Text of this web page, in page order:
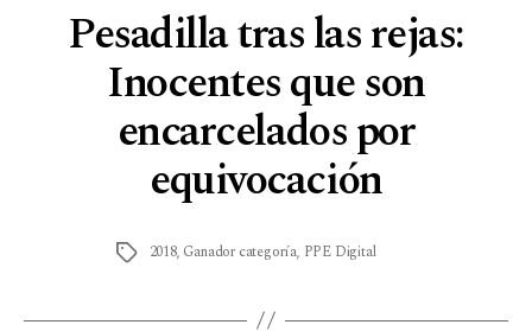
Pesadilla tras las rejas:
Inocentes que son
encarcelados por
equivocación
2018, Ganador categoría, PPE Digital